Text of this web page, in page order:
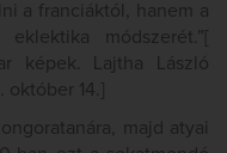
a franciáktól, hanem a
módszerét.”[
képek. Lajtha László
október 14.]
majd atyai